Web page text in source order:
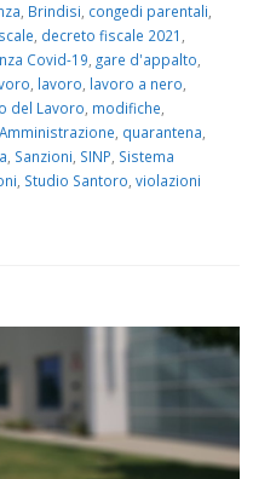
, Brindisi, congedi parentali,
, decreto fiscale 2021 ,
Covid-19, gare d'appalto,
, lavoro, lavoro a nero,
del Lavoro, modifiche,
, quarantena,
, Sanzioni, SINP, Sistema
, Studio Santoro, violazioni